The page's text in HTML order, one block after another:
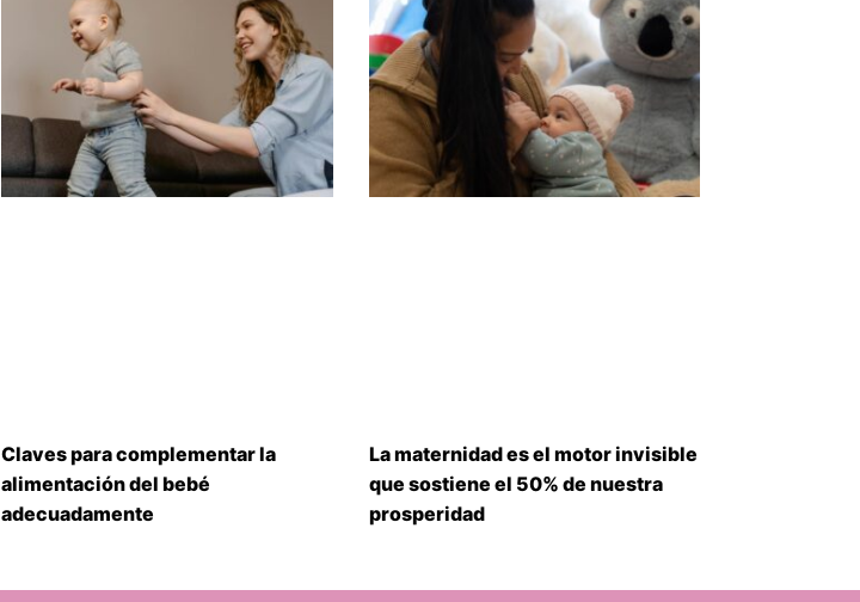
Claves para complementar la
alimentación del bebé
adecuadamente
La maternidad es el motor invisible
que sostiene el 50% de nuestra
prosperidad